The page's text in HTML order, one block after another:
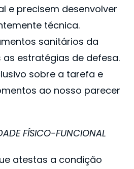
e precisem desenvolver
técnica.
sanitários da
estratégias de defesa.
sobre a tarefa e
ao nosso parecer
FÍSICO-FUNCIONAL
atestas a condição